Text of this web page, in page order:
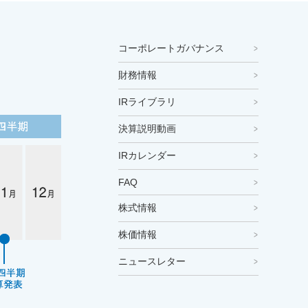
コーポレートガバナンス
財務情報
IRライブラリ
決算説明動画
IRカレンダー
FAQ
株式情報
株価情報
ニュースレター